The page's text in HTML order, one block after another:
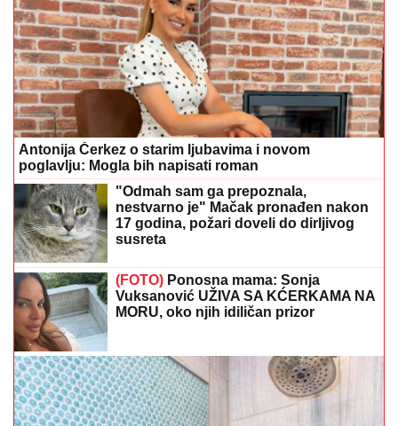
Antonija Čerkez o starim ljubavima i novom
poglavlju: Mogla bih napisati roman
"Odmah sam ga prepoznala,
nestvarno je" Mačak pronađen nakon
17 godina, požari doveli do dirljivog
susreta
(FOTO)Ponosna mama: Sonja
Vuksanović UŽIVA SA KĆERKAMA NA
MORU, oko njih idiličan prizor